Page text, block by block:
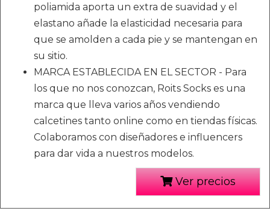
poliamida aporta un extra de suavidad y el
elastano añade la elasticidad necesaria para
que se amolden a cada pie y se mantengan en
su sitio.
MARCA ESTABLECIDA EN EL SECTOR - Para
los que no nos conozcan, Roits Socks es una
marca que lleva varios años vendiendo
calcetines tanto online como en tiendas físicas.
Colaboramos con diseñadores e influencers
para dar vida a nuestros modelos.
Ver precios